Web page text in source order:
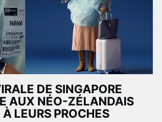
DE SINGAPORE
AUX NÉO-ZÉLANDAIS
À LEURS PROCHES